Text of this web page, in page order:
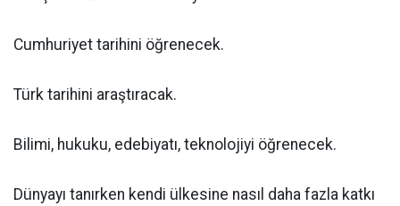
Cumhuriyet tarihini öğrenecek.
Türk tarihini araştıracak.
Bilimi, hukuku, edebiyatı, teknolojiyi öğrenecek.
Dünyayı tanırken kendi ülkesine nasıl daha fazla katkı